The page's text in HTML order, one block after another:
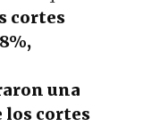
cortes
una
los cortes